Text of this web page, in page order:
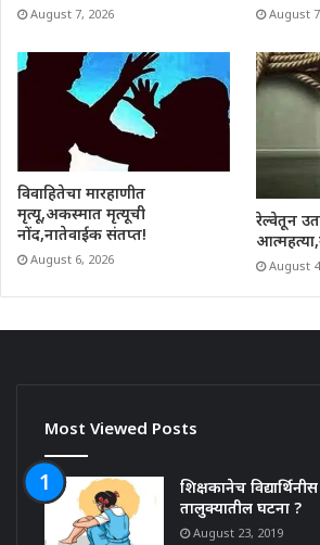
August 7, 2026 August
विवाहितेचा मारहाणीत
मृत्यू,अकस्मात मृत्यूची
नोंद,नातेवाईक संतप्त!
August 6, 2026
रेल्वेतून
August
Most Viewed Posts
शिक्षकानेच
तालुक्यातील घटना ?
August 23, 2019